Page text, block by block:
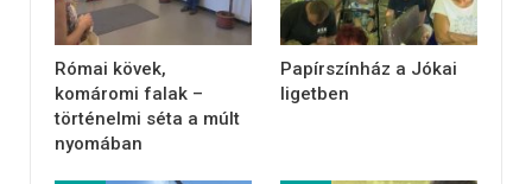
Római kövek,
komáromi falak –
történelmi séta a múlt
nyomában
Papírszínház a Jókai
ligetben